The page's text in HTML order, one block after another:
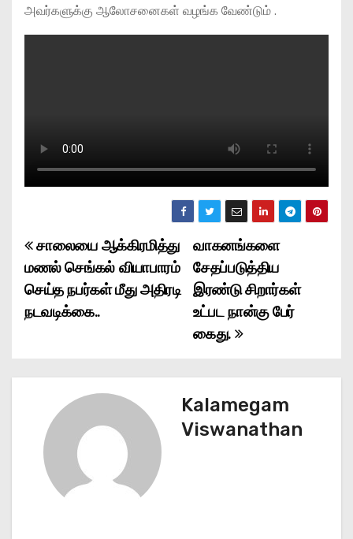
அவர்களுக்கு ஆலோசனைகள் வழங்க வேண்டும் .
P
o
s
n
வாகனங்களை
சேதப்படுத்திய
இரண்டு சிறார்கள்
உட்பட நான்கு பேர்
கைது.
சாலையை ஆக்கிரமித்து
மணல் செங்கல் வியாபாரம்
செய்த நபர்கள் மீது அதிரடி
நடவடிக்கை..
Kalamegam
Viswanathan